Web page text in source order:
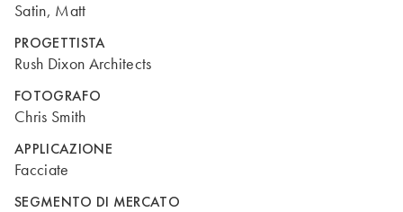
Satin, Matt
PROGETTISTA
Rush Dixon Architects
FOTOGRAFO
Chris Smith
APPLICAZIONE
Facciate
SEGMENTO DI MERCATO